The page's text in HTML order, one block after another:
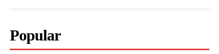
Popular